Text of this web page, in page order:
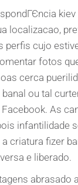
localizacao,
perfis cujo
fotos
cerca
ou tal
As
infantilidade
criatura fizer
e liberado.
abrasado